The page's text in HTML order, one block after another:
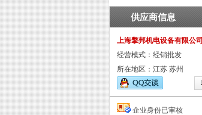
供应商信息
上海擎邦机电设备有限公司
经营模式：经销批发
所在地区：江苏 苏州
企业身份已审核